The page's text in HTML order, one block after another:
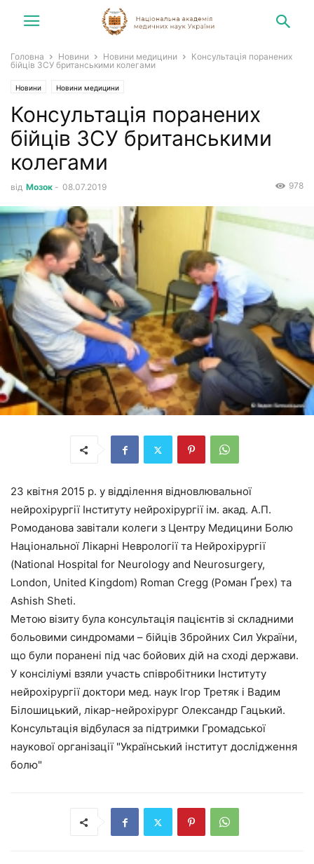
Головна Новини Новини медицини
Консультація поранених
бійців ЗСУ британськими колегами
Новини Новини медицини
Консультація поранених
бійців ЗСУ британськими
колегами
від Мозок - 08.07.2019 978
23 квітня 2015 р. у відділення відновлювальної
нейрохірургії Інституту нейрохірургії ім. акад. А.П.
Ромоданова завітали колеги з Центру Медицини Болю
Національної Лікарні Неврології та Нейрохірургії
(National Hospital for Neurology and Neurosurgery,
London, United Kingdom) Roman Cregg (Роман Ґрех) та
Ashish Sheti.
Метою візиту була консультація пацієнтів зі складними
больовими синдромами – бійців Збройних Сил України,
що були поранені під час бойових дій на сході держави.
У консіліумі взяли участь співробітники Інституту
нейрохірургії доктори мед. наук Ігор Третяк і Вадим
Білошицький, лікар-нейрохірург Олександр Гацький.
Консультація відбулася за підтримки Громадської
наукової організації "Український інститут дослідження
болю"